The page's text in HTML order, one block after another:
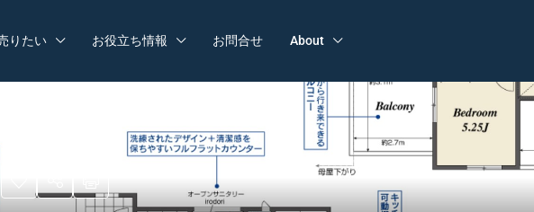
りたい お役立ち情報 お問合せ About